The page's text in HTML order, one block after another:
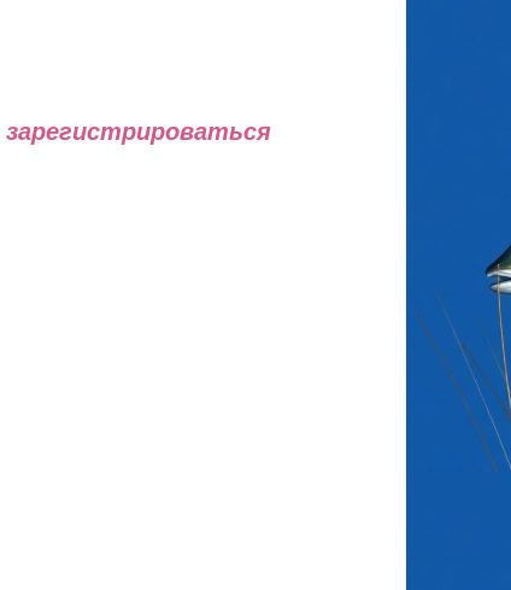
зарегистрироваться